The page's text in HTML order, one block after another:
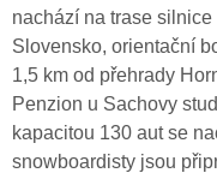
nachází na trase
Slovensko, orientační
1,5 km od přehrady
Penzion u Sachovy
kapacitou 130 aut se
snowboardisty jsou